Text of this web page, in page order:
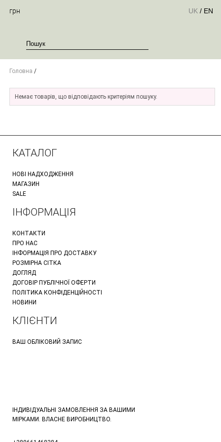
грн UK / EN
Головна /
Немає товарів, що відповідають критеріям пошуку.
КАТАЛОГ
НОВІ НАДХОДЖЕННЯ
МАГАЗИН
SALE
ІНФОРМАЦІЯ
КОНТАКТИ
ПРО НАС
ІНФОРМАЦІЯ ПРО ДОСТАВКУ
РОЗМІРНА СІТКА
ДОГЛЯД
ДОГОВІР ПУБЛІЧНОЇ ОФЕРТИ
ПОЛІТИКА КОНФІДЕНЦІЙНОСТІ
НОВИНИ
КЛІЄНТИ
ВАШ ОБЛІКОВИЙ ЗАПИС
ІНДИВІДУАЛЬНІ ЗАМОВЛЕННЯ ЗА ВАШИМИ
МІРКАМИ. ВЛАСНЕ ВИРОБНИЦТВО.